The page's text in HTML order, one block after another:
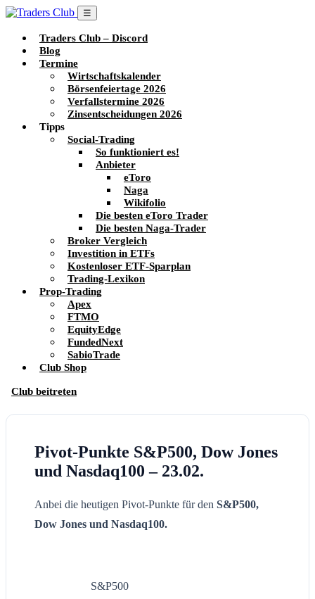
☰
Traders Club – Discord
Blog
Termine
Wirtschaftskalender
Börsenfeiertage 2026
Verfallstermine 2026
Zinsentscheidungen 2026
Tipps
Social-Trading
So funktioniert es!
Anbieter
eToro
Naga
Wikifolio
Die besten eToro Trader
Die besten Naga-Trader
Broker Vergleich
Investition in ETFs
Kostenloser ETF-Sparplan
Trading-Lexikon
Prop-Trading
Apex
FTMO
EquityEdge
FundedNext
SabioTrade
Club Shop
Club beitreten
Pivot-Punkte S&P500, Dow Jones
und Nasdaq100 – 23.02.
Anbei die heutigen Pivot-Punkte für den S&P500,
Dow Jones und Nasdaq100.
S&P500